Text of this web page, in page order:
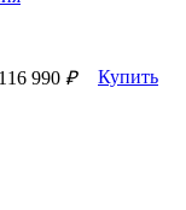
116 990 ₽ Купить